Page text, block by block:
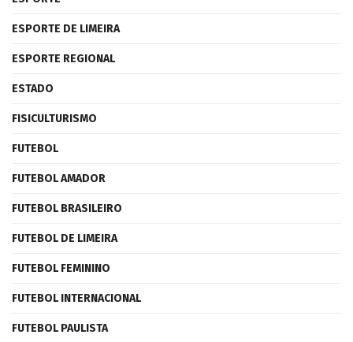
ESPORTE DE LIMEIRA
ESPORTE REGIONAL
ESTADO
FISICULTURISMO
FUTEBOL
FUTEBOL AMADOR
FUTEBOL BRASILEIRO
FUTEBOL DE LIMEIRA
FUTEBOL FEMININO
FUTEBOL INTERNACIONAL
FUTEBOL PAULISTA